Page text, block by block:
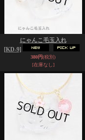
にゃんこ毛玉入れ
[KD-9]
380円(税別)
[在庫なし]